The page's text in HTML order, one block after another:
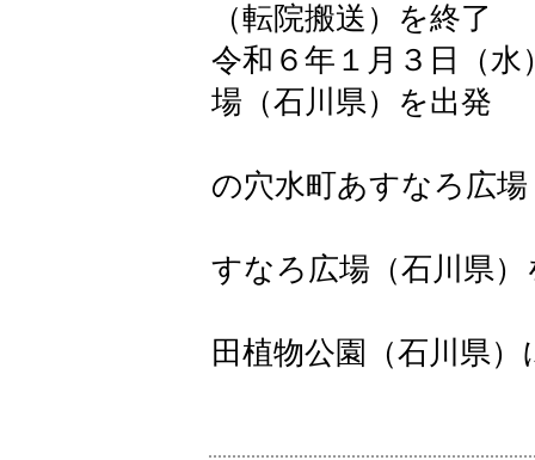
（転院搬送）を終了
令和６年１月３日
場（石川県）を出発
の穴水町あすなろ広
すなろ広場（石川県）
田植物公園（石川県）